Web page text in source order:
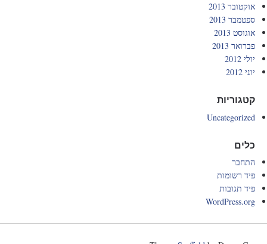
אוקטובר 2013
ספטמבר 2013
אוגוסט 2013
פברואר 2013
יולי 2012
יוני 2012
קטגוריות
Uncategorized
כלים
התחבר
פיד רשומות
פיד תגובות
WordPress.org